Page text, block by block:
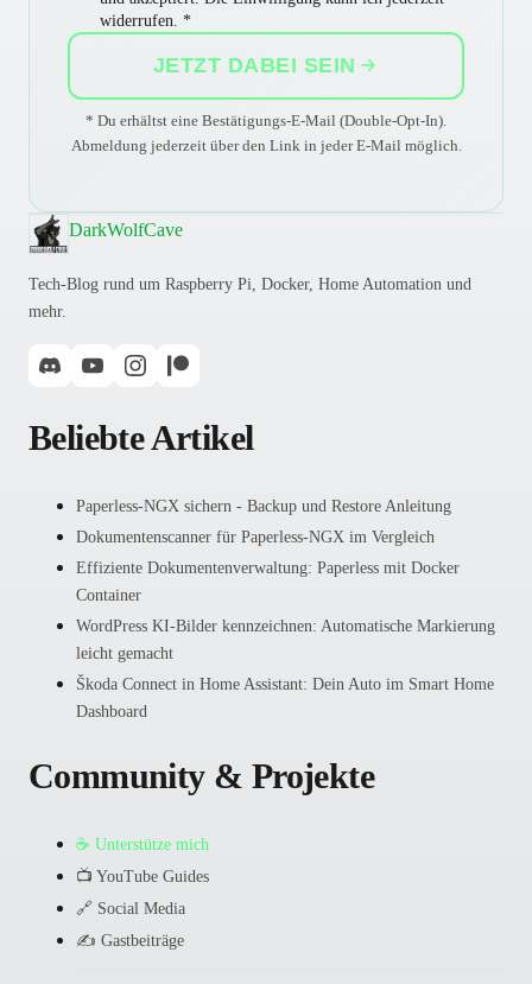
widerrufen. *
JETZT DABEI SEIN
* Du erhältst eine Bestätigungs-E-Mail (Double-Opt-In).
Abmeldung jederzeit über den Link in jeder E-Mail möglich.
DarkWolfCave
Tech-Blog rund um Raspberry Pi, Docker, Home Automation und
mehr.
Beliebte Artikel
Paperless-NGX sichern - Backup und Restore Anleitung
Dokumentenscanner für Paperless-NGX im Vergleich
Effiziente Dokumentenverwaltung: Paperless mit Docker
Container
WordPress KI-Bilder kennzeichnen: Automatische Markierung
leicht gemacht
Škoda Connect in Home Assistant: Dein Auto im Smart Home
Dashboard
Community & Projekte
☕ Unterstütze mich
📺 YouTube Guides
🔗 Social Media
✍️ Gastbeiträge